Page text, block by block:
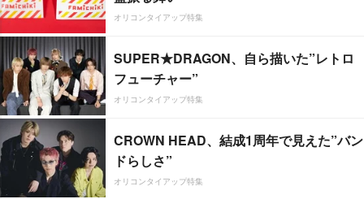
オリコンタイアップ特集
SUPER★DRAGON、自ら描いた”レトロ
フューチャー”
オリコンタイアップ特集
CROWN HEAD、結成1周年で見えた”バン
ドらしさ”
オリコンタイアップ特集